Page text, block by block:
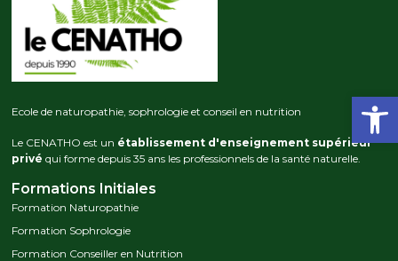
Ouvrir
Ecole de naturopathie, sophrologie et conseil en nutrition
Le CENATHO est un établissement d'enseignement supérieur
privé qui forme depuis 35 ans les professionnels de la santé naturelle.
Formations Initiales
Formation Naturopathie
Formation Sophrologie
Formation Conseiller en Nutrition